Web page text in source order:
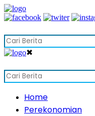
✖
Home
Perekonomian